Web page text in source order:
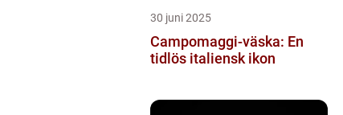
30 juni 2025
Campomaggi-väska: En
tidlös italiensk ikon